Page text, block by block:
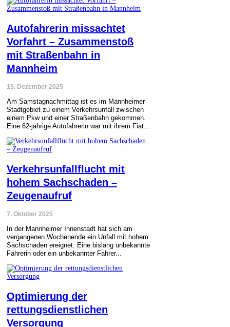
Autofahrerin missachtet
Vorfahrt – Zusammenstoß
mit Straßenbahn in
Mannheim
15. Dezember 2025
Am Samstagnachmittag ist es im Mannheimer
Stadtgebiet zu einem Verkehrsunfall zwischen
einem Pkw und einer Straßenbahn gekommen.
Eine 62-jährige Autofahrerin war mit ihrem Fiat...
Verkehrsunfallflucht mit
hohem Sachschaden –
Zeugenaufruf
7. Oktober 2025
In der Mannheimer Innenstadt hat sich am
vergangenen Wochenende ein Unfall mit hohem
Sachschaden ereignet. Eine bislang unbekannte
Fahrerin oder ein unbekannter Fahrer...
Optimierung der
rettungsdienstlichen
Versorgung